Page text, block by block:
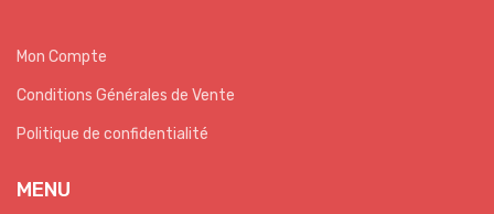
Mon Compte
Conditions Générales de Vente
Politique de confidentialité
MENU